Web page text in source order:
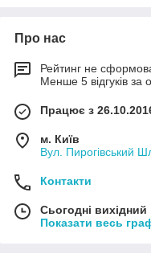
вата або базальтовий
високими
дорожче скловати. Саме
стаття витрат, на якій
варіант, який буде мати
Кам'яна вата
основі її - розплавлена
чого підсумковий
характеристиками
групи утеплювачів.
Кам'яна вата -
Не тільки той факт, що
Про нас
Рейтинг не
Менше 5 відгуків за
Працює з
м. Київ
Вул. Пирогівський
Контакти
Сьогодні вихідний
Показати весь